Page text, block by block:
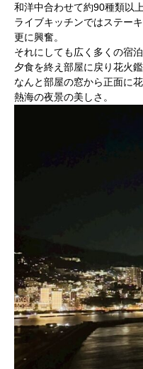
和洋中合わせて約90種類以
ライブキッチンではステー
更に興奮。
それにしても広く多くの宿
夕食を終え部屋に戻り花火鑑
なんと部屋の窓から正面に
熱海の夜景の美しさ。